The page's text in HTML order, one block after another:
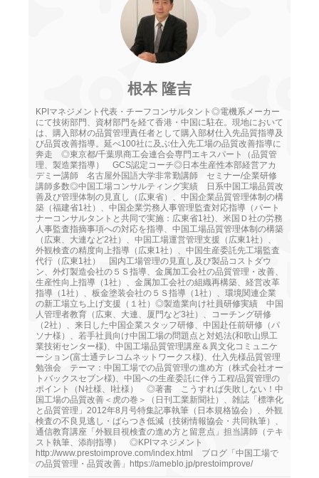
根本 隆吉
KPIマネジメント代表・チーフコンサルタント◎電機系メーカー
にて技術部門、資材部門を経て香港・中国に駐在。現地において
は、購入部材の品質管理責任者として購入部材仕入先品質指導及
び品質改善指導。延べ100社に及ぶ仕入先工場の品質改善指導に
奔走 ◎東京都/千葉県商工会連合会専門エキスパート（品質管
理、製造業指導） GCS認定コーチ◎日本生産性本部経営アカ
デミー講師 名古屋外国語大学非常勤講師 セミナー/企業研修
講師多数◎中国工場コンサルティング実績 日系中国工場品質改
善及び管理体制の見直し（広東省）、中国企業品質管理体制の構
築（福建省1社）、中国企業労務人事管理監査対応指導（パート
ナーコンサルタントと共同で実施：広東省1社)、米国Ｄ社の労務
人事監査指摘事項への対応を指導、中国工場品質管理体制の構築
（広東、大連など2社）、中国工場運営管理支援（広東1社）、
外観検査の精度向上指導（広東1社）、中国生産委託先工場監査
代行（広東1社） 国内工場管理の見直し及び製品コストダウ
ン、外灯製造会社の５Ｓ指導、金属加工会社の品質管理・改善、
生産性向上指導（1社）、金属加工会社の組織再構築、経営改革
指導（1社）、板金塗装会社の５Ｓ指導（1社）、環境関連企業
の新工場立ち上げ支援（１社）◎製造業向け社員研修実績 中国
人管理者教育（広東、大連、厦門など3社）、コーチング研修
（2社）、来日した中国企業スタッフ研修、中国赴任前研修（パ
ソナ様）、若手社員向け中国工場の問題点と対処法(和歌山県工
業技術センター様)、中国工場品質管理講座＆異文化コミュニケ
ーション(富士通テレコムネットワークス様)、仕入先様品質管理
勉強会 テーマ：中国工場での品質管理の進め方（株式会社オー
トバックスセブン様)、中国への生産委託に伴う工程/品質管理の
ポイント（N社様、I社様） ◎著書 こうすれば失敗しない！中
国工場の品質改善＜虎の巻＞（日刊工業新聞社）、雑誌「標準化
と品質管理」2012年8月号特集記事執筆（日本規格協会）、外観
検査の不良見逃し・ばらつき低減（技術情報協会・共同執筆）、
通信教育講座「外観目視検査の進め方と留意点」担当講師（テキ
スト執筆、添削指導） ◎KPIマネジメント
http://www.prestoimprove.com/index.html ブログ「中国工場で
の品質管理・品質改善」https://ameblo.jp/prestoimprove/